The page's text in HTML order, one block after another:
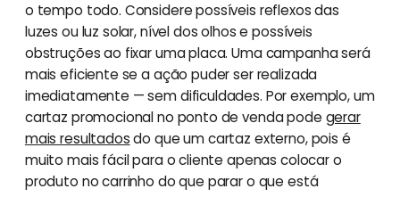
o tempo todo. Considere possíveis reflexos das
luzes ou luz solar, nível dos olhos e possíveis
obstruções ao fixar uma placa. Uma campanha será
mais eficiente se a ação puder ser realizada
imediatamente — sem dificuldades. Por exemplo, um
cartaz promocional no ponto de venda pode gerar
mais resultadosdo que um cartaz externo, pois é
muito mais fácil para o cliente apenas colocar o
produto no carrinho do que parar o que está